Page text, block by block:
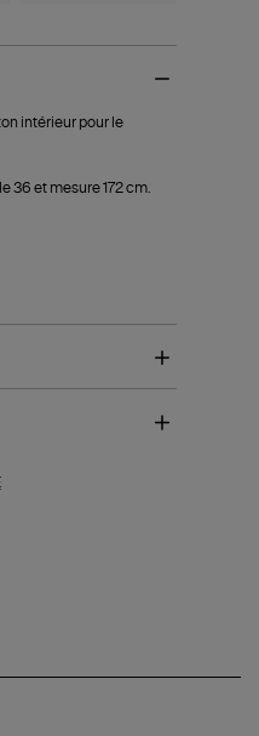
intérieur pour le
36 et mesure 172 cm.